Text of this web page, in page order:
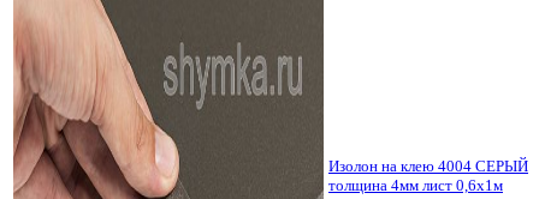
Изолон на клею 4004 СЕРЫЙ
толщина 4мм лист 0,6х1м